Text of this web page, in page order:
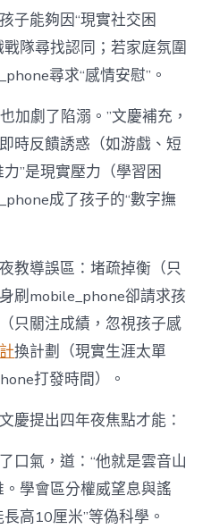
子能夠因“現實社交困
隊尋找認同；若家庭氛圍
尋求“感情安慰”。
也加劇了陷溺。”文慶補充，
時反饋誘惑（如游戲、短
”是現實壓力（學習困
成了孩子的“數字撫
教導誤區：堵疏掉衡（只
刷mobile_phone卻請求孩
只關注成績，忽視孩子感
換計劃（現實生涯太單
打發時間）。
慶提出四年夜焦點才能：
口氣，道：“他就是雲音山
學會區分權威望息與謠
高10厘米”等偽科學。